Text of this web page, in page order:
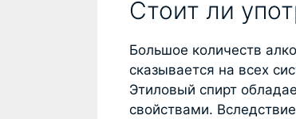
Стоит ли
Большое количеств
сказывается на всех
Этиловый спирт
свойствами.